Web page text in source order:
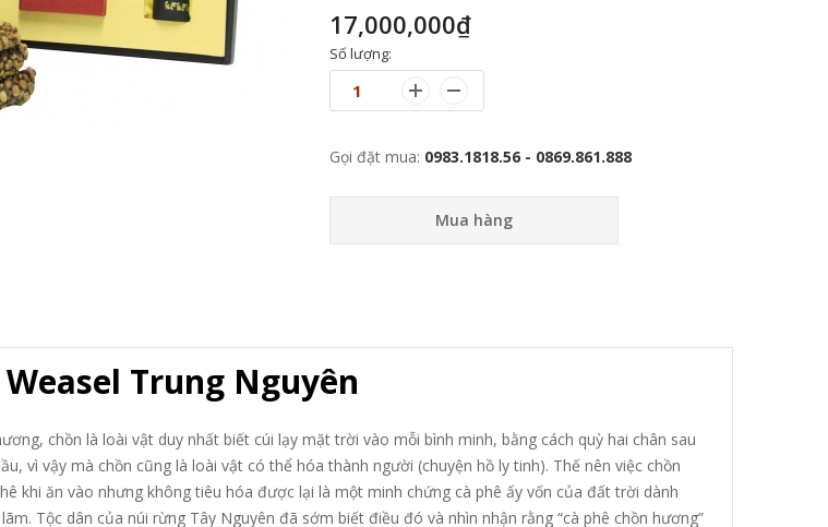
17,000,000₫
Số lượng:
Gọi đặt mua: 0983.1818.56 - 0869.861.888
Mua hàng
Trung Nguyên
chồn là loài vật duy nhất biết cúi lạy mặt trời vào mỗi bình minh, bằng cách quỳ hai chân sau
vì vậy mà chồn cũng là loài vật có thể hóa thành người (chuyện hồ ly tinh). Thế nên việc chồn
khi ăn vào nhưng không tiêu hóa được lại là một minh chứng cà phê ấy vốn của đất trời dành
Tộc dân của núi rừng Tây Nguyên đã sớm biết điều đó và nhìn nhận rằng “cà phê chồn hương”